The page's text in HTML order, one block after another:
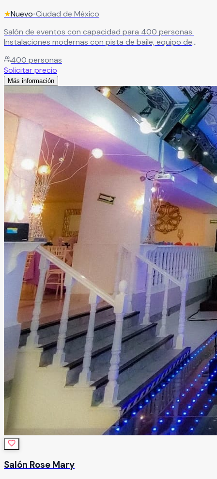
★Nuevo•Ciudad de México
Salón de eventos con capacidad para 400 personas.
Instalaciones modernas con pista de baile, equipo de
gran impacto.Leer más
400 personas
Solicitar precio
Más información
Salón Rose Mary